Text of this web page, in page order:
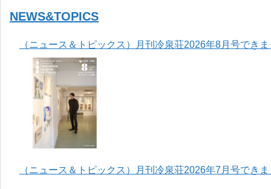
NEWS&TOPICS
（ニュース＆トピックス）月刊冷泉荘2026年8月号でき
（ニュース＆トピックス）月刊冷泉荘2026年7月号でき